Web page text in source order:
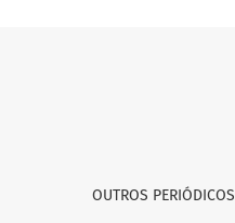
OUTROS PERIÓDICOS